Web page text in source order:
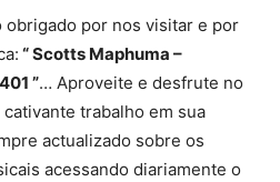
por nos visitar e por
“ Scotts Maphuma –
”… Aproveite e desfrute no
trabalho em sua
actualizado sobre os
acessando diariamente o